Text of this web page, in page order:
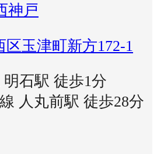
神戸
玉津町新方172-1
明石駅 徒歩1分
人丸前駅 徒歩28分